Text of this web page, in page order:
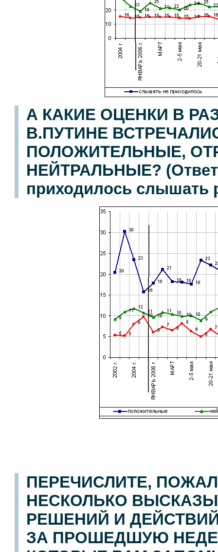
А КАКИЕ ОЦЕНКИ В
В.ПУТИНЕ
ПОЛОЖИТЕЛЬНЫЕ,
НЕЙТРАЛЬНЫЕ?
приходилось слышать
ПЕРЕЧИСЛИТЕ,
НЕСКОЛЬКО
РЕШЕНИЙ И
ЗА ПРОШЕДШУЮ